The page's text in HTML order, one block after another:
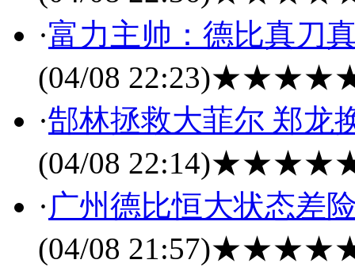
·富力主帅：德比真刀
(04/08 22:23)
·郜林拯救大菲尔 郑龙
(04/08 22:14)
·广州德比恒大状态差
(04/08 21:57)